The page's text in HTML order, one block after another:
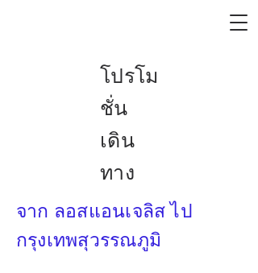
โปรโม
ชั่น
เดิน
ทาง
จาก ลอสแอนเจลิส ไป
กรุงเทพสุวรรณภูมิ